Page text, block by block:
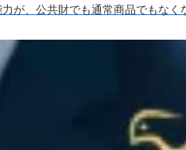
が、公共財でも通常商品でもなく